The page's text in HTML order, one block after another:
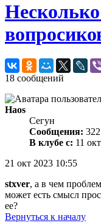
18 сообщений
Haos
Сегун
Сообщения: 322
В клубе с: 11
21 окт 2023 10:55
stxver, а в чем
может есть смысл
ее?
Вернуться к началу